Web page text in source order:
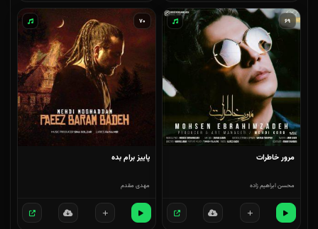
۶۹
مرور خاطرات
محسن ابراهیم زاده
۷۰
پاییز برام بده
مهدی مقدم